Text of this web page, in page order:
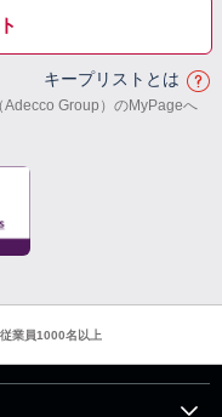
キープリストとは
Group）のMyPageへ
従業員1000名以上